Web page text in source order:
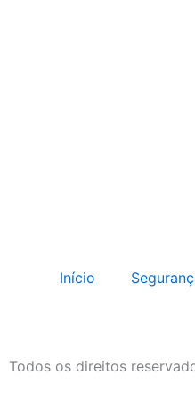
Início
Todos os direitos